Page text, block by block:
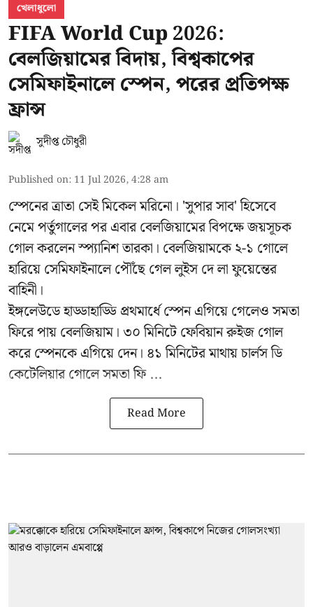
খেলাধুলো
FIFA World Cup 2026:
বেলজিয়ামের বিদায়, বিশ্বকাপের
সেমিফাইনালে স্পেন, পরের প্রতিপক্ষ
ফ্রান্স
সুদীপ্ত চৌধুরী
Published on: 11 Jul 2026, 4:28 am
স্পেনের ত্রাতা সেই মিকেল মরিনো। 'সুপার সাব' হিসেবে
নেমে পর্তুগালের পর এবার বেলজিয়ামের বিপক্ষে জয়সূচক
গোল করলেন স্প্যানিশ তারকা। বেলজিয়ামকে ২-১ গোলে
হারিয়ে সেমিফাইনালে পৌঁছে গেল লুইস দে লা ফুয়েন্তের
বাহিনী।
ইঙ্গলেউডে হাড্ডাহাড্ডি প্রথমার্ধে স্পেন এগিয়ে গেলেও সমতা
ফিরে পায় বেলজিয়াম। ৩০ মিনিটে ফেবিয়ান রুইজ গোল
করে স্পেনকে এগিয়ে দেন। ৪১ মিনিটের মাথায় চার্লস ডি
কেটেলিয়ার গোলে সমতা ফি ...
Read More